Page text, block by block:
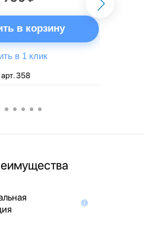
в корзину
в 1 клик
арт. 358